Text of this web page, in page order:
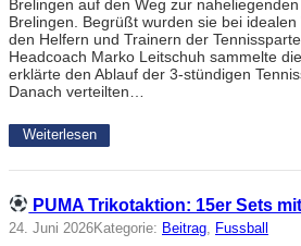
Brelingen auf den Weg zur
Brelingen. Begrüßt wurden sie bei
den Helfern und Trainern der
Headcoach Marko Leitschuh sammelte
erklärte den Ablauf der 3-stündigen
Danach verteilten…
Weiterlesen
PUMA Trikotaktion: 15er Sets
24. Juni 2026Kategorie: Beitrag, Fussball